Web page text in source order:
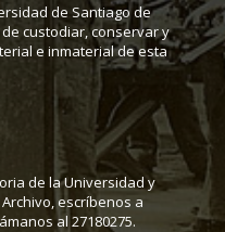
de Santiago de
custodiar, conservar y
e inmaterial de esta
de la Universidad y
escríbenos a
al 27180275.